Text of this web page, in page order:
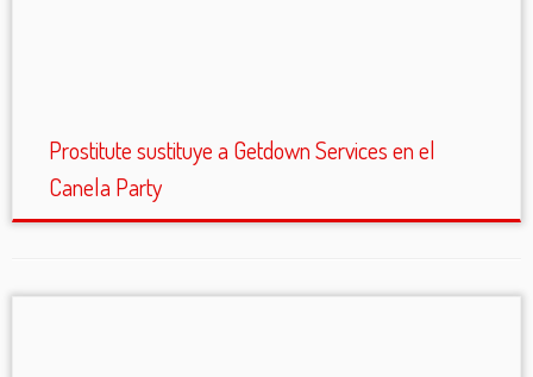
Prostitute sustituye a Getdown Services en el
Canela Party